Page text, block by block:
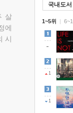
살
에
시
국내도서
1~5위 |
1
1